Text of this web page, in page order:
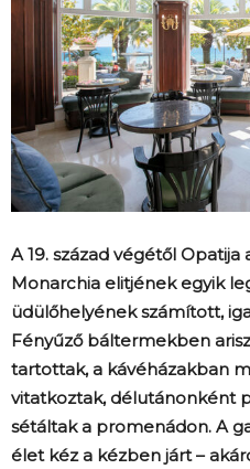
A 19. század végétől Opatija
Monarchia elitjének egyik
üdülőhelyének számított,
Fényűző báltermekben
tartottak, a kávéházakban
vitatkoztak, délutánonként
sétáltak a promenádon. A
élet kéz a kézben járt –